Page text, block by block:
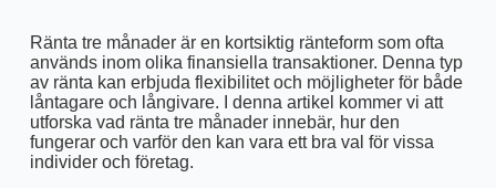
Ränta tre månader är en kortsiktig ränteform som ofta
används inom olika finansiella transaktioner. Denna typ
av ränta kan erbjuda flexibilitet och möjligheter för både
låntagare och långivare. I denna artikel kommer vi att
utforska vad ränta tre månader innebär, hur den
fungerar och varför den kan vara ett bra val för vissa
individer och företag.